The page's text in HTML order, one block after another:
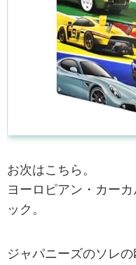
お次はこちら。
ヨーロピアン・カー
ック。
ジャパニーズのソレの